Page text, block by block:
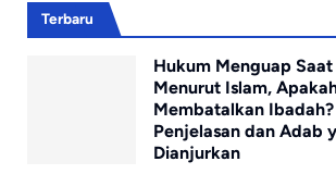
Terbaru
Hukum Menguap
Menurut Islam,
Membatalkan
Penjelasan dan Adab
Dianjurkan